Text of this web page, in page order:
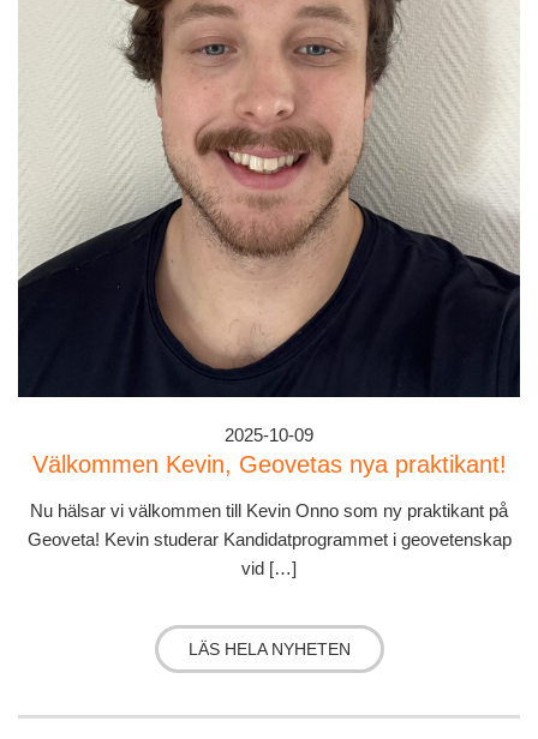
2025-10-09
Välkommen Kevin, Geovetas nya praktikant!
Nu hälsar vi välkommen till Kevin Onno som ny praktikant på
Geoveta! Kevin studerar Kandidatprogrammet i geovetenskap
vid […]
LÄS HELA NYHETEN